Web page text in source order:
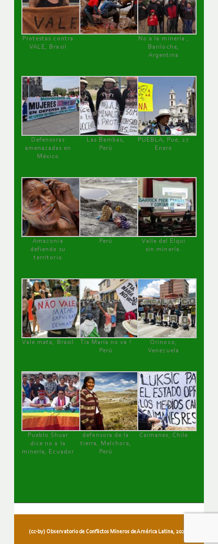
Protestas contra
VALE, Brasil
No a la minería ,
Bariloche,
Argentina
Defensoras
amenazadas en
México
Las Bambas,
Perú
PUEBLA, Pue, 27
Enero
Amazonía
defiende su
territorio
Perú
Valle del Elqui
sin minería.
Vale mata, Brasil
Tía María no va !
Perú
Orinoco,
Venezuela
Pueblo Shuar
dice no a la
minería, Ecuador
defensora de la
tierra, Melchora,
Perú
Caimanes, Chile
(cc-by) Observatorio de Conflictos Mineros de América Latina, 2026